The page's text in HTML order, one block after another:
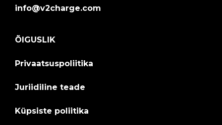
info@v2charge.com
ÕIGUSLIK
Privaatsuspoliitika
Juriidiline teade
Küpsiste poliitika